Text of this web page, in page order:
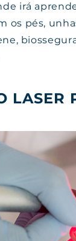
irá
os pés,
LASER